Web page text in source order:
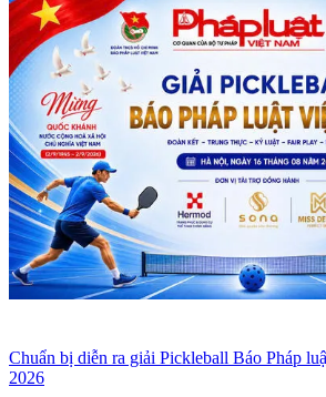
Chuẩn bị diễn ra giải Pickleball Báo Pháp
2026